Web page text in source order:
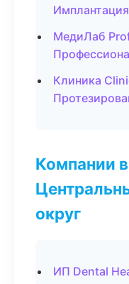
МедиЛаб
Клиника
Компании
округ
ИП Dental